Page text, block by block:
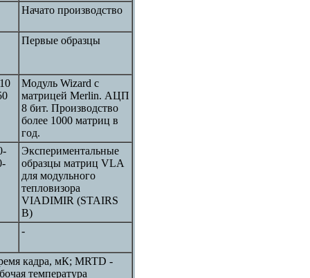
Начато производство
Первые образцы
Модуль Wizard с
матрицей Merlin. АЦП
8 бит. Производство
более 1000 матриц в
год.
Экспериментальные
образцы матриц VLA
для модульного
тепловизора
VIADIMIR (STAIRS
В)
-
кадра, мК; MRTD -
температура